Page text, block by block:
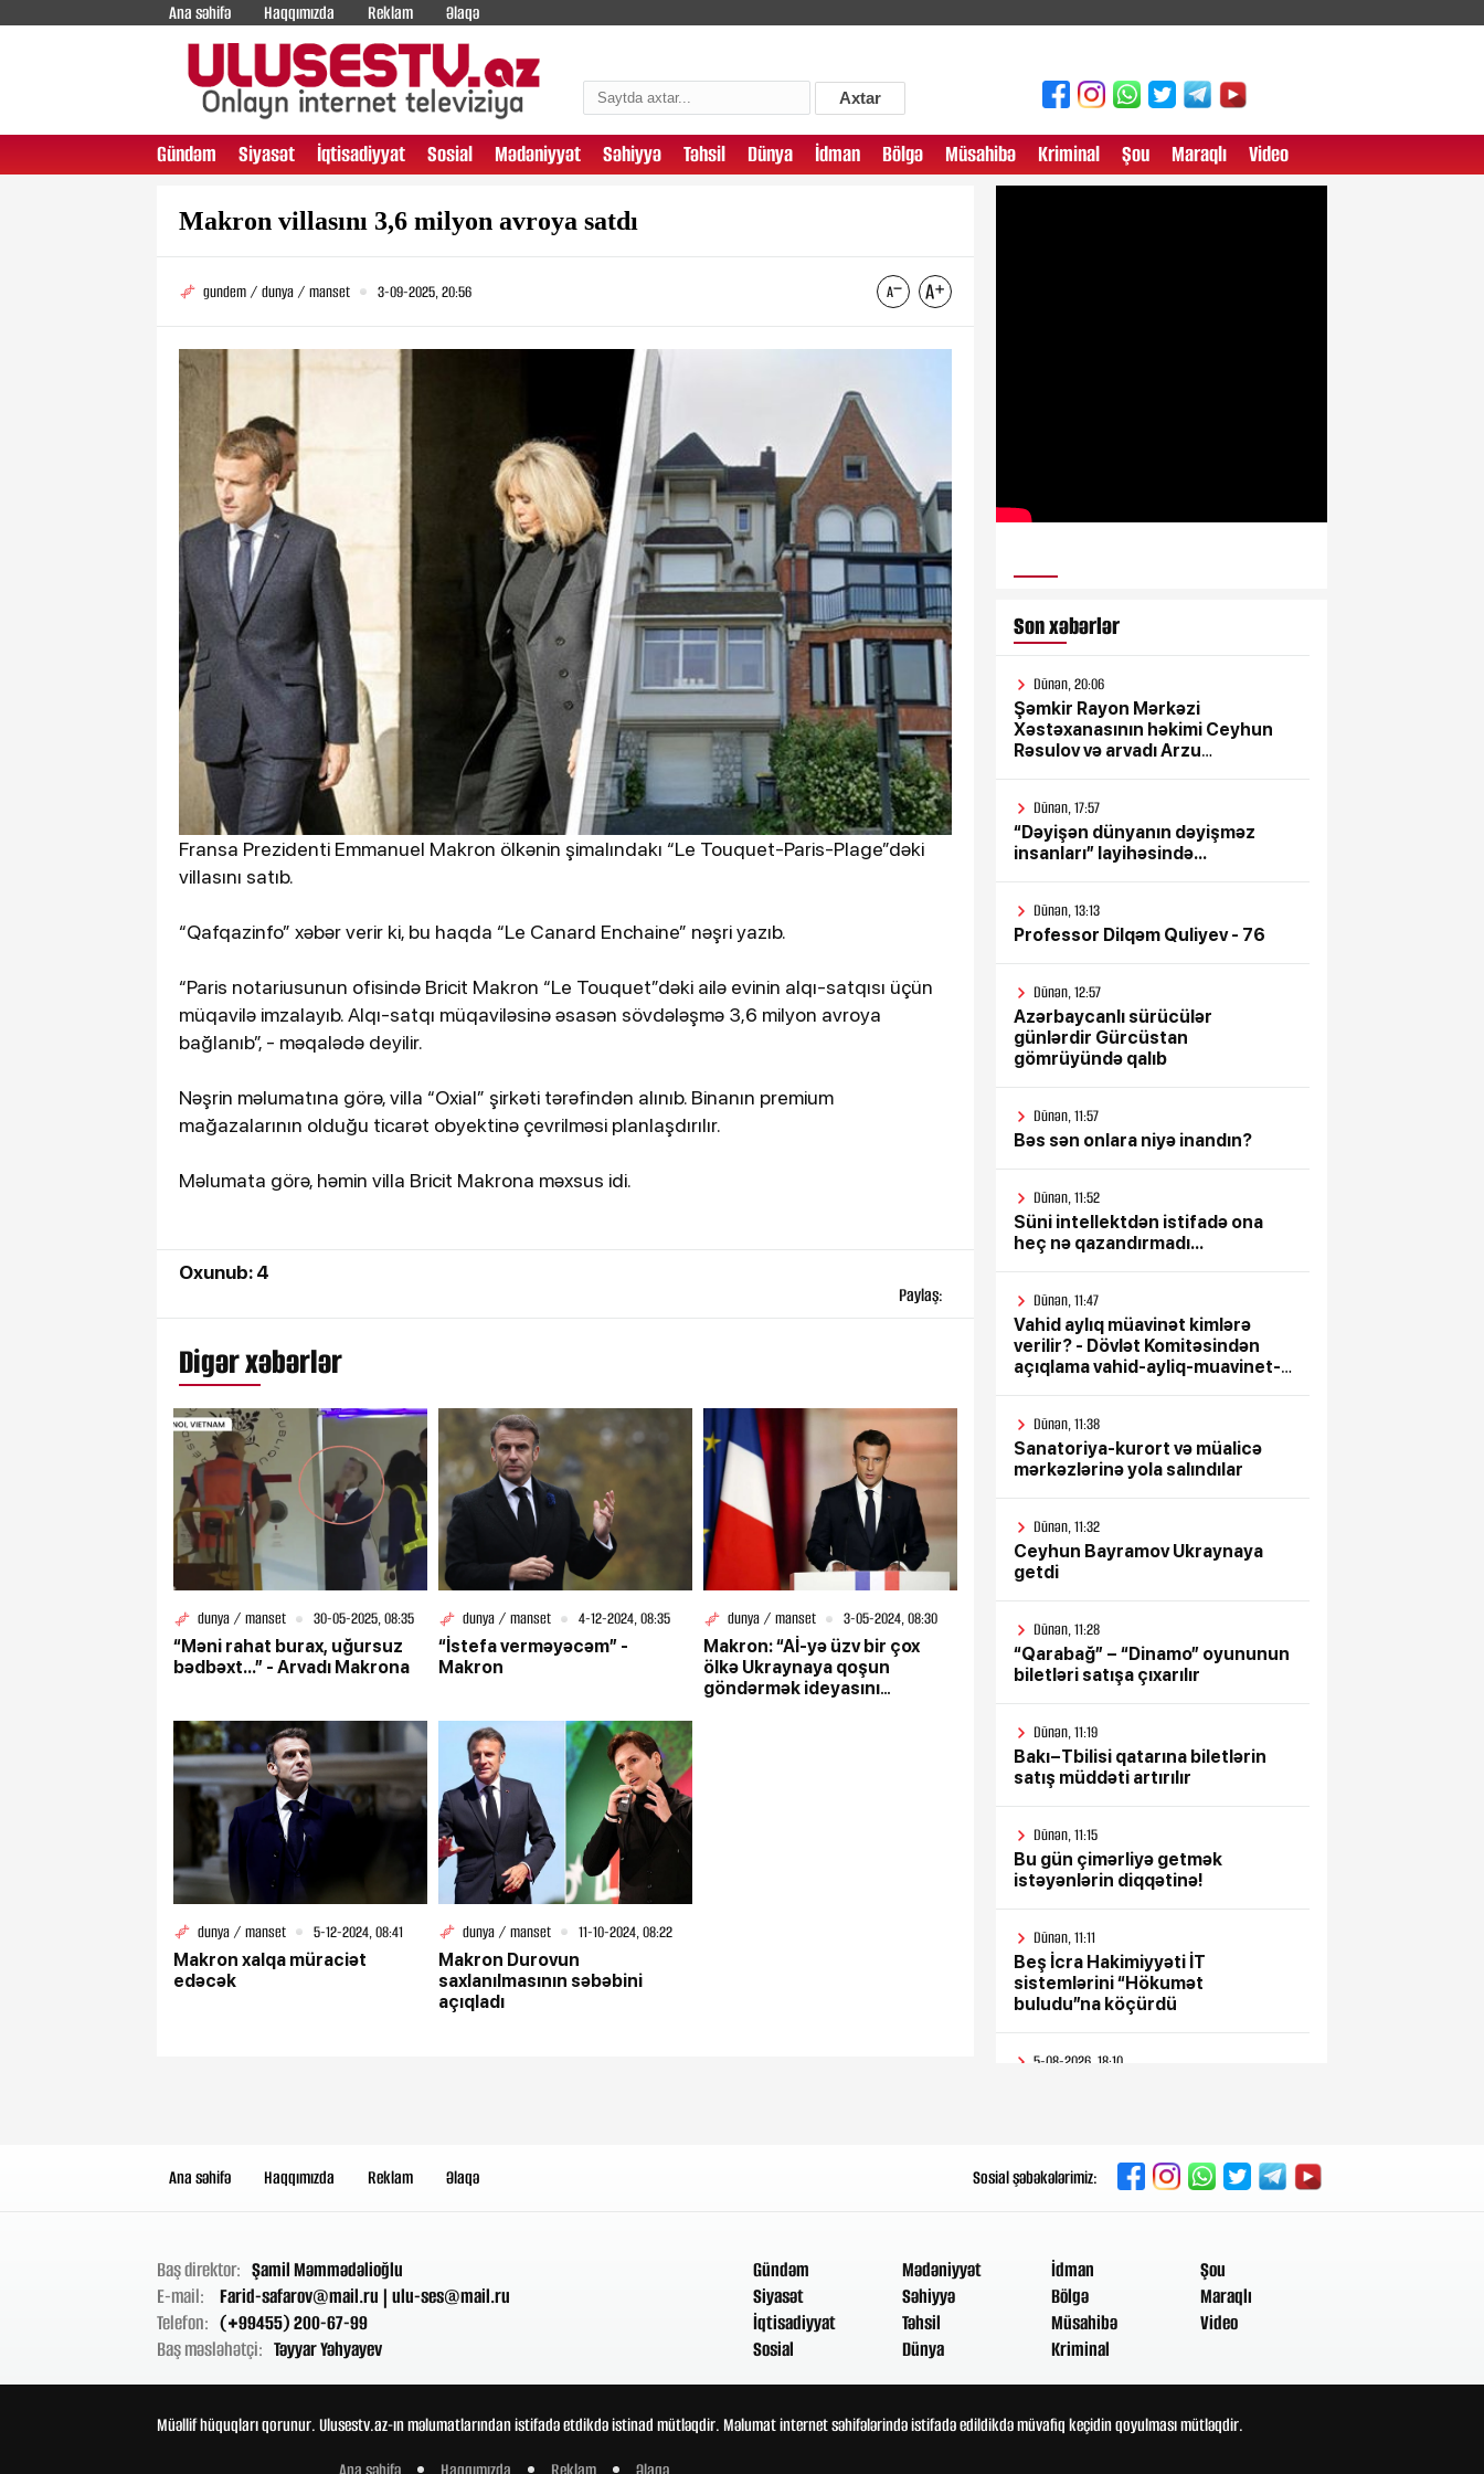
Ana səhifə Haqqımızda Reklam Əlaqə
Axtar
Gündəm Siyasət İqtisadiyyat Sosial Mədəniyyət Səhiyyə Təhsil Dünya İdman Bölgə Müsahibə Kriminal Şou Maraqlı Video
Makron villasını 3,6 milyon avroya satdı
gundem / dunya / manset 3-09-2025, 20:56
Fransa Prezidenti Emmanuel Makron ölkənin şimalındakı “Le Touquet-Paris-Plage”dəki
villasını satıb.
“Qafqazinfo” xəbər verir ki, bu haqda “Le Canard Enchaine” nəşri yazıb.
“Paris notariusunun ofisində Bricit Makron “Le Touquet”dəki ailə evinin alqı-satqısı üçün
müqavilə imzalayıb. Alqı-satqı müqaviləsinə əsasən sövdələşmə 3,6 milyon avroya
bağlanıb”, - məqalədə deyilir.
Nəşrin məlumatına görə, villa “Oxial” şirkəti tərəfindən alınıb. Binanın premium
mağazalarının olduğu ticarət obyektinə çevrilməsi planlaşdırılır.
Məlumata görə, həmin villa Bricit Makrona məxsus idi.
Oxunub: 4
Paylaş:
Digər xəbərlər
dunya / manset
30-05-2025, 08:35
“Məni rahat burax, uğursuz
bədbəxt...” - Arvadı Makrona
dunya / manset
4-12-2024, 08:35
“İstefa verməyəcəm” -
Makron
dunya / manset
3-05-2024, 08:30
Makron: “Aİ-yə üzv bir çox
ölkə Ukraynaya qoşun
göndərmək ideyasını
dunya / manset
5-12-2024, 08:41
Makron xalqa müraciət
edəcək
dunya / manset
11-10-2024, 08:22
Makron Durovun
saxlanılmasının səbəbini
açıqladı
Son xəbərlər
Dünən, 20:06
Şəmkir Rayon Mərkəzi
Xəstəxanasının həkimi Ceyhun
Rəsulov və arvadı Arzu
ölümü ilə bağlı Şəmkir rayon
prokrurluğunda araşdırma
aparılır
Dünən, 17:57
“Dəyişən dünyanın dəyişməz
insanları” layihəsində...
Dünən, 13:13
Professor Dilqəm Quliyev - 76
Dünən, 12:57
Azərbaycanlı sürücülər
günlərdir Gürcüstan
gömrüyündə qalıb
Dünən, 11:57
Bəs sən onlara niyə inandın?
Dünən, 11:52
Süni intellektdən istifadə ona
heç nə qazandırmadı...
Dünən, 11:47
Vahid aylıq müavinət kimlərə
verilir? - Dövlət Komitəsindən
açıqlama vahid-ayliq-muavinet-
Dünən, 11:38
Sanatoriya-kurort və müalicə
mərkəzlərinə yola salındılar
Dünən, 11:32
Ceyhun Bayramov Ukraynaya
getdi
Dünən, 11:28
“Qarabağ” – “Dinamo” oyununun
biletləri satışa çıxarılır
Dünən, 11:19
Bakı–Tbilisi qatarına biletlərin
satış müddəti artırılır
Dünən, 11:15
Bu gün çimərliyə getmək
istəyənlərin diqqətinə!
Dünən, 11:11
Beş İcra Hakimiyyəti İT
sistemlərini “Hökumət
buludu”na köçürdü
5-08-2026, 18:10
5-08-2026, 17:43
Metropoliten rəsmisi
5-08-2026, 17:33
“Patriot” raketləri ilə bağlı rədd
cavabı aldı
edən hüquq müdafiəçisini təhdid
edib
Ana səhifə Haqqımızda Reklam Əlaqə Sosial şəbəkələrimiz:
Baş direktor: Şamil Məmmədəlioğlu
E-mail:
Farid-safarov@mail.ru | ulu-ses@mail.ru
Telefon: (+99455) 200-67-99
Baş məsləhətçi: Təyyar Yəhyayev
Gündəm
Siyasət
İqtisadiyyat
Sosial
Mədəniyyət
Səhiyyə
Təhsil
Dünya
İdman
Bölgə
Müsahibə
Kriminal
Şou
Maraqlı
Video
Müəllif hüquqları qorunur. Ulusestv.az-ın məlumatlarından istifadə etdikdə istinad mütləqdir. Məlumat internet səhifələrində istifadə edildikdə müvafiq keçidin qoyulması mütləqdir.